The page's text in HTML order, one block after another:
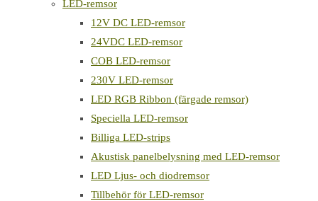
LED-remsor
12V DC LED-remsor
24VDC LED-remsor
COB LED-remsor
230V LED-remsor
LED RGB Ribbon (färgade remsor)
Speciella LED-remsor
Billiga LED-strips
Akustisk panelbelysning med LED-remsor
LED Ljus- och diodremsor
Tillbehör för LED-remsor